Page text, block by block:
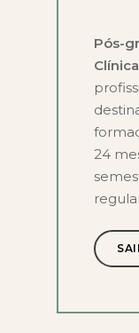
Pós-
24